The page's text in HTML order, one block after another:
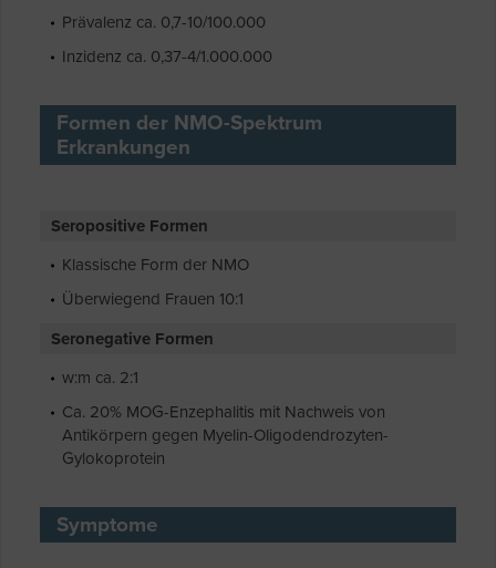
Prävalenz ca. 0,7-10/100.000
Inzidenz ca. 0,37-4/1.000.000
Formen der NMO-Spektrum
Erkrankungen
Seropositive Formen
Klassische Form der NMO
Überwiegend Frauen 10:1
Seronegative Formen
w:m ca. 2:1
Ca. 20% MOG-Enzephalitis mit Nachweis von
Antikörpern gegen Myelin-Oligodendrozyten-
Gylokoprotein
Symptome